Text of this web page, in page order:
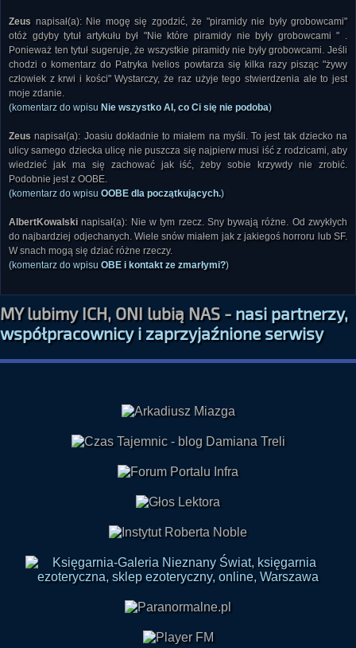
Zeus napisał(a): Nie mogę się zgodzić, że "piramidy nie były grobowcami"
otóż gdyby tytuł artykułu był "Nie które piramidy nie były grobowcami " .
Ponieważ ten tytuł sugeruje, że wszystkie piramidy nie były grobowcami. Jeśli
chodzi o komentarz do Patryka Ivelios powtarza się kilka razy pisząc "żywy
człowiek z krwi i kości" Wystarczy, że raz użyje tego stwierdzenia ale to jest
moje zdanie.
(komentarz do wpisu Nie wszystko AI, co Ci się nie podoba)
Zeus napisał(a): Joasiu dokładnie to miałem na myśli. To jest tak dziecko na
ulicy samego dziecka ulicę nie puszcza się najpierw musi iść z rodzicami, aby
wiedzieć jak ma się zachować jak iść, żeby sobie krzywdy nie zrobić.
Podobnie jest z OOBE.
(komentarz do wpisu OOBE dla początkujących.)
AlbertKowalski napisał(a): Nie w tym rzecz. Sny bywają różne. Od zwykłych
do najbardziej odjechanych. Wiele snów miałem jak z jakiegoś horroru lub SF.
W snach mogą się dziać różne rzeczy.
(komentarz do wpisu OBE i kontakt ze zmarłymi?)
MY lubimy ICH, ONI lubią NAS -nasi partnerzy,
współpracownicy i zaprzyjaźnione serwisy